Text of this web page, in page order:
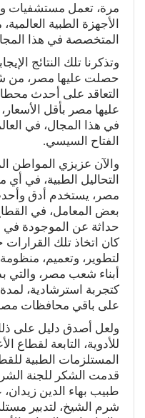
مرة، تعمل مستشفيات
الأجهزة الطبية
المتخصصة في هذا
وتذكرنا تلك النتائج
حصلت عليها مصر، من
التعاقد على أحدث
عليها مصر بأقل
في هذا المجال، في
الفتاح السيسي.
والآن عزيزي المواطن
التحاليل الطبية،
مصر، يستخدم أدق
بعض المعامل، في
حداثة عن الموجودة
كان اتخاذ تلك
لتطوير، وتعميم،
أبناء شعب مصر،
كتجربة استرشادية، لمدة
على باقي محافظات
ولعل أصدق دليل على
للأدوية، التابعة لقطاع
المستلزمات الطبية
قدمت الشكر للجنة
طبيب بهاء الدين
شرم الشيخ، لتدبير